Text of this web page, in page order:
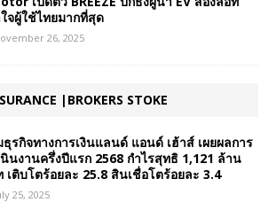
จผู้ใช้ไทยมากที่สุด
26, 2025
|BROKERS STOKE
รกิจทางการเงินแลนด์ แอนด์ เฮ้าส์ เผยผลการ
นินงานครึ่งปีแรก 2568 กำไรสุทธิ 1,121 ล้าน
เติบโตร้อยละ 25.8 สินเชื่อโตร้อยละ 3.4
25, 2025